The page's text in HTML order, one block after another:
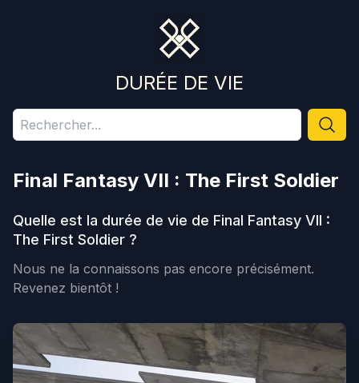
DURÉE DE VIE
Final Fantasy VII : The First Soldier
Quelle est la durée de vie de Final Fantasy VII :
The First Soldier ?
Nous ne la connaissons pas encore précisément.
Revenez bientôt !